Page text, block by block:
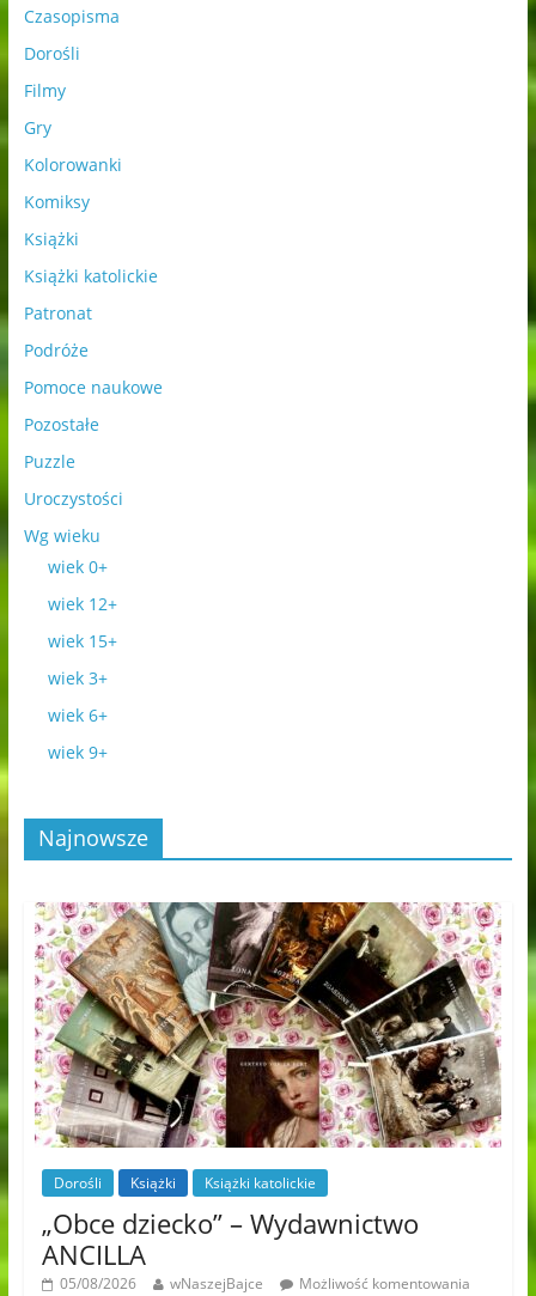
Czasopisma
Dorośli
Filmy
Gry
Kolorowanki
Komiksy
Książki
Książki katolickie
Patronat
Podróże
Pomoce naukowe
Pozostałe
Puzzle
Uroczystości
Wg wieku
wiek 0+
wiek 12+
wiek 15+
wiek 3+
wiek 6+
wiek 9+
Najnowsze
Dorośli Książki Książki katolickie
„Obce dziecko” – Wydawnictwo
ANCILLA
05/08/2026 wNaszejBajce
Możliwość komentowania